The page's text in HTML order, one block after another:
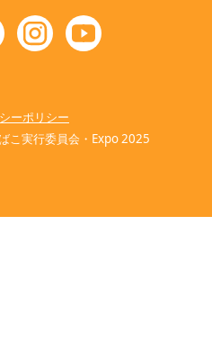
ーポリシー
こ実行委員会・Expo 2025